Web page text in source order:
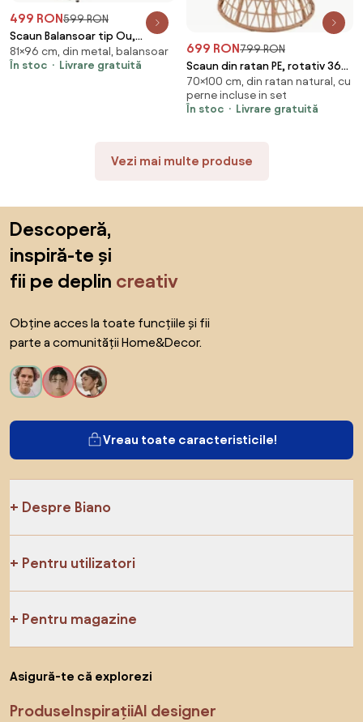
499 RON599 RON
Scaun Balansoar tip Ou,
Șezlong din ratan PE, cadru
metalic, pernă căptușită,
81×96 cm, din metal, balansoar
În stoc
Livrare gratuită
699 RON799 RON
Scaun din ratan PE, rotativ 360
grade, perna Gri– Relaxare
premium pentru grădina ta
70×100 cm, din ratan natural, cu
perne incluse in set
În stoc
Livrare gratuită
Vezi mai multe produse
Descoperă,
inspiră-te și
fii pe deplin creativ
Obține acces la toate funcțiile și fii
parte a comunității Home&Decor.
Vreau toate caracteristicile!
Despre Biano
Pentru utilizatori
Pentru magazine
Asigură-te că explorezi
ProduseInspirațiiAI designer